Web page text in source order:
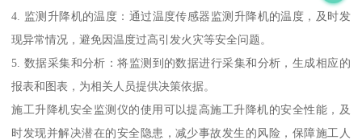
4. 监测升降机的温度：通过温度传感器监测升降机的温度，及时发
现异常情况，避免因温度过高引发火灾等安全问题。
5. 数据采集和分析：将监测到的数据进行采集和分析，生成相应的
报表和图表，为相关人员提供决策依据。
施工升降机安全监测仪的使用可以提高施工升降机的安全性能，及
时发现并解决潜在的安全隐患，减少事故发生的风险，保障施工人